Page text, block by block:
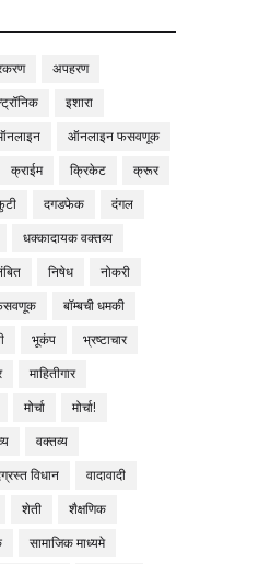
अपहरण
इशारा
ऑनलाइन फसवणूक
क्राईम क्रिकेट
क्रूर
दगडफेक
दंगल
धक्कादायक वक्तव्य
निषेध
नोकरी
बॉम्बची धमकी
भूकंप
भ्रष्टाचार
माहितीगार
मोर्चा
मोर्चा!
वक्तव्य
विधान
वादावादी
शेती
शैक्षणिक
सामाजिक माध्यमे